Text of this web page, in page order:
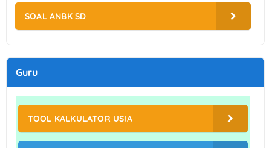
SOAL ANBK SD
Guru
TOOL KALKULATOR USIA